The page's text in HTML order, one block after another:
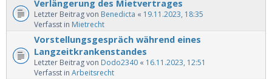
Verlängerung des Mietvertrages
Letzter Beitrag von Benedicta « 19.11.2023, 18:35
Verfasst in Mietrecht
Vorstellungsgespräch während eines
Langzeitkrankenstandes
Letzter Beitrag von Dodo2340 « 16.11.2023, 12:51
Verfasst in Arbeitsrecht